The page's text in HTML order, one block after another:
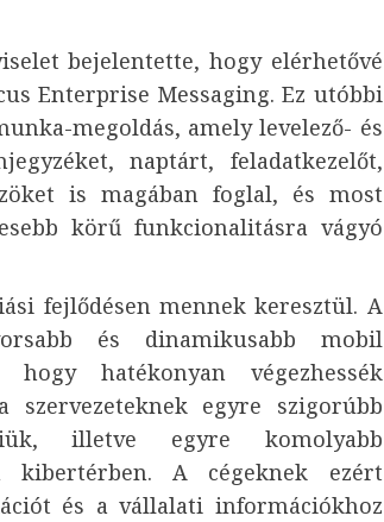
bejelentette, hogy elérhetővé
Enterprise Messaging. Ez utóbbi
megoldás, amely levelező- és
naptárt, feladatkezelőt,
is magában foglal, és most
körű funkcionalitásra vágyó
fejlődésen mennek keresztül. A
és dinamikusabb mobil
hatékonyan végezhessék
egyre szigorúbb
illetve egyre komolyabb
kibertérben. A cégeknek ezért
és a vállalati információkhoz